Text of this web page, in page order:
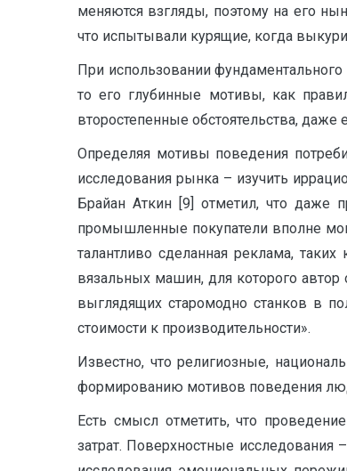
меняются взгляды, поэтому на его
что испытывали курящие, когда
При использовании
то его глубинные мотивы, как
второстепенные обстоятельства,
Определяя мотивы поведения
исследования рынка – изучить
Брайан Аткин [9] отметил, что даже
промышленные покупатели вполне
талантливо сделанная реклама,
вязальных машин, для которого
выглядящих старомодно станков в
стоимости к производительности».
Известно, что религиозные,
формированию мотивов поведения
Есть смысл отметить, что
затрат. Поверхностные